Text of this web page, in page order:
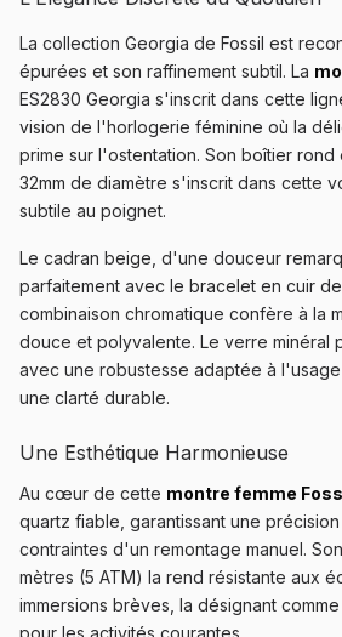
La collection Georgia de Fossil est
épurées et son raffinement subtil. La
ES2830 Georgia s'inscrit dans cette
vision de l'horlogerie féminine où la
prime sur l'ostentation. Son boîtier
32mm de diamètre s'inscrit dans cette
subtile au poignet.
Le cadran beige, d'une douceur
parfaitement avec le bracelet en cuir
combinaison chromatique confère à la
douce et polyvalente. Le verre minéral
avec une robustesse adaptée à
une clarté durable.
Une Esthétique Harmonieuse
Au cœur de cette montre femme
quartz fiable, garantissant une
contraintes d'un remontage manuel.
mètres (5 ATM) la rend résistante aux
immersions brèves, la désignant
pour les activités courantes.